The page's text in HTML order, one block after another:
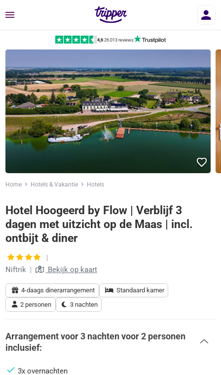
Menu
4,6|26.013 reviews
Home Hotels & Vakantie Hotels
Hotel Hoogeerd by Flow | Verblijf 3
dagen met uitzicht op de Maas | incl.
ontbijt & diner
|
Niftrik | Bekijk op kaart
4-daags dinerarrangement
Standaard kamer
2 personen
3 nachten
Arrangement voor3 nachtenvoor2 personen
inclusief:
3x overnachten